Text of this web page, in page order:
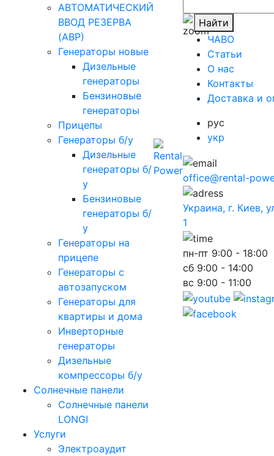
АВТОМАТИЧЕСКИЙ
ВВОД РЕЗЕРВА
(АВР)
Генераторы новые
Дизельные
генераторы
Бензиновые
генераторы
Прицепы
Генераторы б/у
Дизельные
генераторы б/
у
Бензиновые
генераторы б/
у
Генераторы на
прицепе
Генераторы с
автозапуском
Генераторы для
квартиры и дома
Инверторные
генераторы
Дизельные
компрессоры б/у
Солнечные панели
Солнечные панели
LONGI
Услуги
Электроаудит
Найти
ЧАВО
Cтатьи
O нас
Контакты
Доставка и
рус
укр
office@rental-
Украина, г. Киев,
1
пн-пт 9:00 - 18:00
сб 9:00 - 14:00
вс 9:00 - 11:00